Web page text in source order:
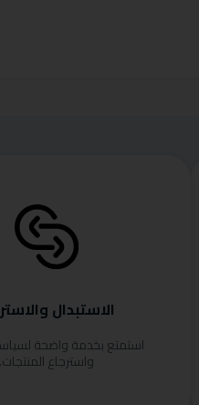
الاستبدال
استمتع بخدمة واضحة
واسترجاع المنتجات.